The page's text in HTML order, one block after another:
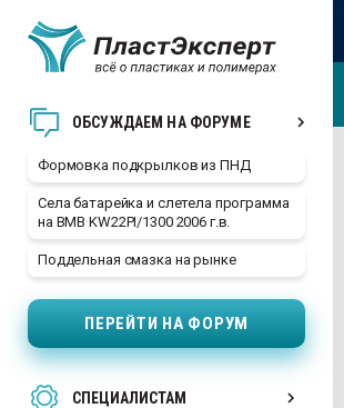
ОБСУЖДАЕМ НА ФОРУМЕ
Формовка подкрылков из ПНД
Села батарейка и слетела программа
на BMB KW22PI/1300 2006 г.в.
Поддельная смазка на рынке
ПЕРЕЙТИ НА ФОРУМ
СПЕЦИАЛИСТАМ